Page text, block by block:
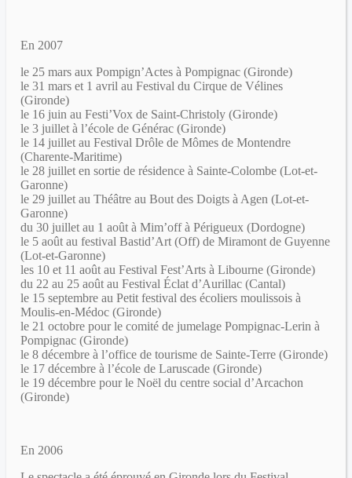
En 2007
le 25 mars aux Pompign’Actes à Pompignac (Gironde)
le 31 mars et 1 avril au Festival du Cirque de Vélines
(Gironde)
le 16 juin au Festi’Vox de Saint-Christoly (Gironde)
le 3 juillet à l’école de Générac (Gironde)
le 14 juillet au Festival Drôle de Mômes de Montendre
(Charente-Maritime)
le 28 juillet en sortie de résidence à Sainte-Colombe (Lot-et-
Garonne)
le 29 juillet au Théâtre au Bout des Doigts à Agen (Lot-et-
Garonne)
du 30 juillet au 1 août à Mim’off à Périgueux (Dordogne)
le 5 août au festival Bastid’Art (Off) de Miramont de Guyenne
(Lot-et-Garonne)
les 10 et 11 août au Festival Fest’Arts à Libourne (Gironde)
du 22 au 25 août au Festival Éclat d’Aurillac (Cantal)
le 15 septembre au Petit festival des écoliers moulissois à
Moulis-en-Médoc (Gironde)
le 21 octobre pour le comité de jumelage Pompignac-Lerin à
Pompignac (Gironde)
le 8 décembre à l’office de tourisme de Sainte-Terre (Gironde)
le 17 décembre à l’école de Laruscade (Gironde)
le 19 décembre pour le Noël du centre social d’Arcachon
(Gironde)
En 2006